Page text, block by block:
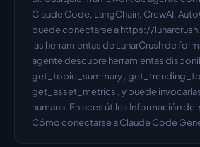
Claude Code, LangChain, CrewAI,
puede conectarse a https://
las herramientas de LunarCrush de
agente descubre herramientas
get_topic_summary ,
get_asset_metrics , y puede
humana. Enlaces útiles Información del
Cómo conectarse a Claude Code